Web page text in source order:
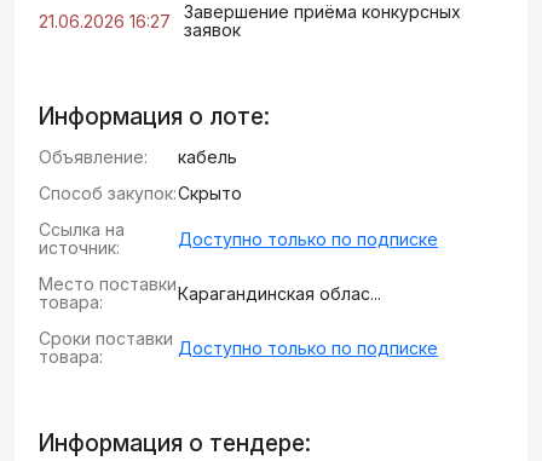
21.06.2026 16:27
Завершение приёма конкурсных
заявок
Информация о лоте:
Объявление:
кабель
Способ закупок:Скрыто
Ссылка на
источник:
Доступно только по подписке
Место поставки
товара:
Карагандинская облас...
Сроки поставки
товара:
Доступно только по подписке
Информация о тендере: